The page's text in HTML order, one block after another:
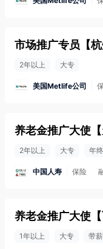
市场推广专员 【
2年以上 大专
美国Metlife公司
养老金推广大使 【
2年以上 大专 年
中国人寿 保险
养老金推广大使 【
1年以上 大专 带